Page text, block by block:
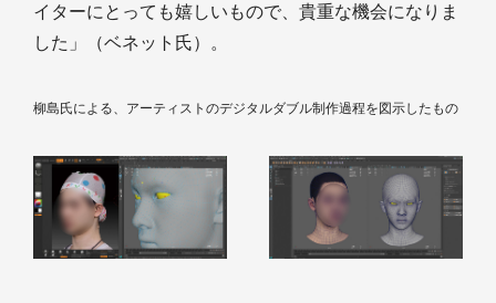
イターにとっても嬉しいもので、貴重な機会になりま
した」（ベネット氏）。
柳島氏による、アーティストのデジタルダブル制作過程を図示したもの